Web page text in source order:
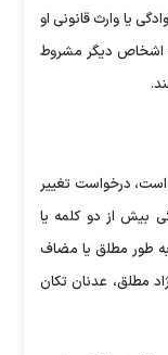
یا وارث قانونی او
به اشخاص دیگر مشروط
درخواست تغییر
بیش از دو کلمه یا
طور مطلق یا مضاف
مطلق، عدنان تکان